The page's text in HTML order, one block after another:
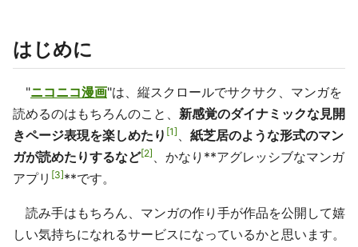
はじめに
"ニコニコ漫画"は、縦スクロールでサクサク、マンガを
読めるのはもちろんのこと、 新感覚のダイナミックな見開
きページ表現を楽しめたり 1 、 紙芝居のような形式のマン
ガが読めたりするなど 2 、かなり**アグレッシブなマンガ
アプリ 3 **です。
読み手はもちろん、マンガの作り手が作品を公開して嬉
しい気持ちになれるサービスになっているかと思います。